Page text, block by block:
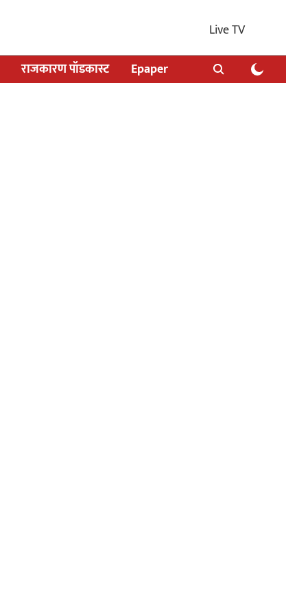
Live TV
राजकारण पॉडकास्ट Epaper